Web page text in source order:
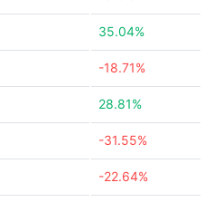
35.04%
-18.71%
28.81%
-31.55%
-22.64%